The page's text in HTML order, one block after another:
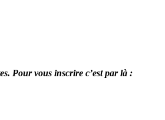
Pour vous inscrire c’est par là :